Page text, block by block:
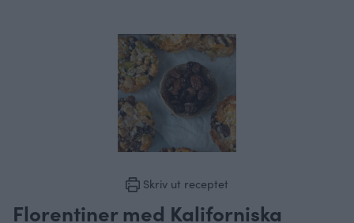
Skriv ut receptet
Florentiner med Kaliforniska